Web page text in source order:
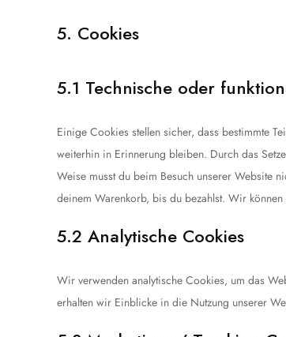
5. Cookies
5.1 Technische oder
Einige Cookies stellen sicher, dass bestimmte
weiterhin in Erinnerung bleiben. Durch das
Weise musst du beim Besuch unserer Website
deinem Warenkorb, bis du bezahlst. Wir
5.2 Analytische Cookies
Wir verwenden analytische Cookies, um das
erhalten wir Einblicke in die Nutzung unserer